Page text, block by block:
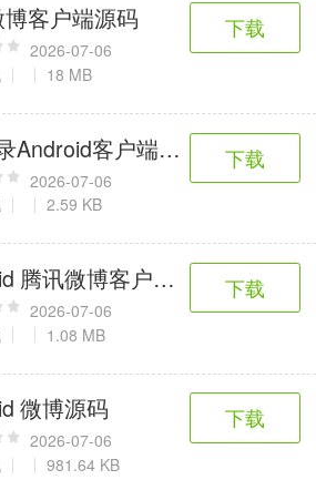
客户端源码
2026-07-06
18 MB
下载
Android客户端示例
2026-07-06
2.59 KB
下载
腾讯微博客户端源码
2026-07-06
1.08 MB
下载
微博源码
2026-07-06
981.64 KB
下载